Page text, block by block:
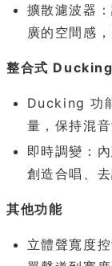
擴散濾波器
廣的空間感
整合式
Ducking 功
量，保持混
即時調變：
創造合唱、
其他功能
立體聲寬度